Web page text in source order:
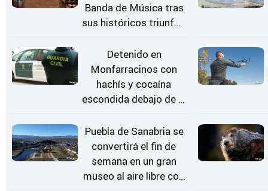
Banda de Música tras
sus históricos triunfos
Detenido en
Monfarracinos con
hachís y cocaína
escondida debajo de la
coche
Puebla de Sanabria se
convertirá el fin de
semana en un gran
museo al aire libre con